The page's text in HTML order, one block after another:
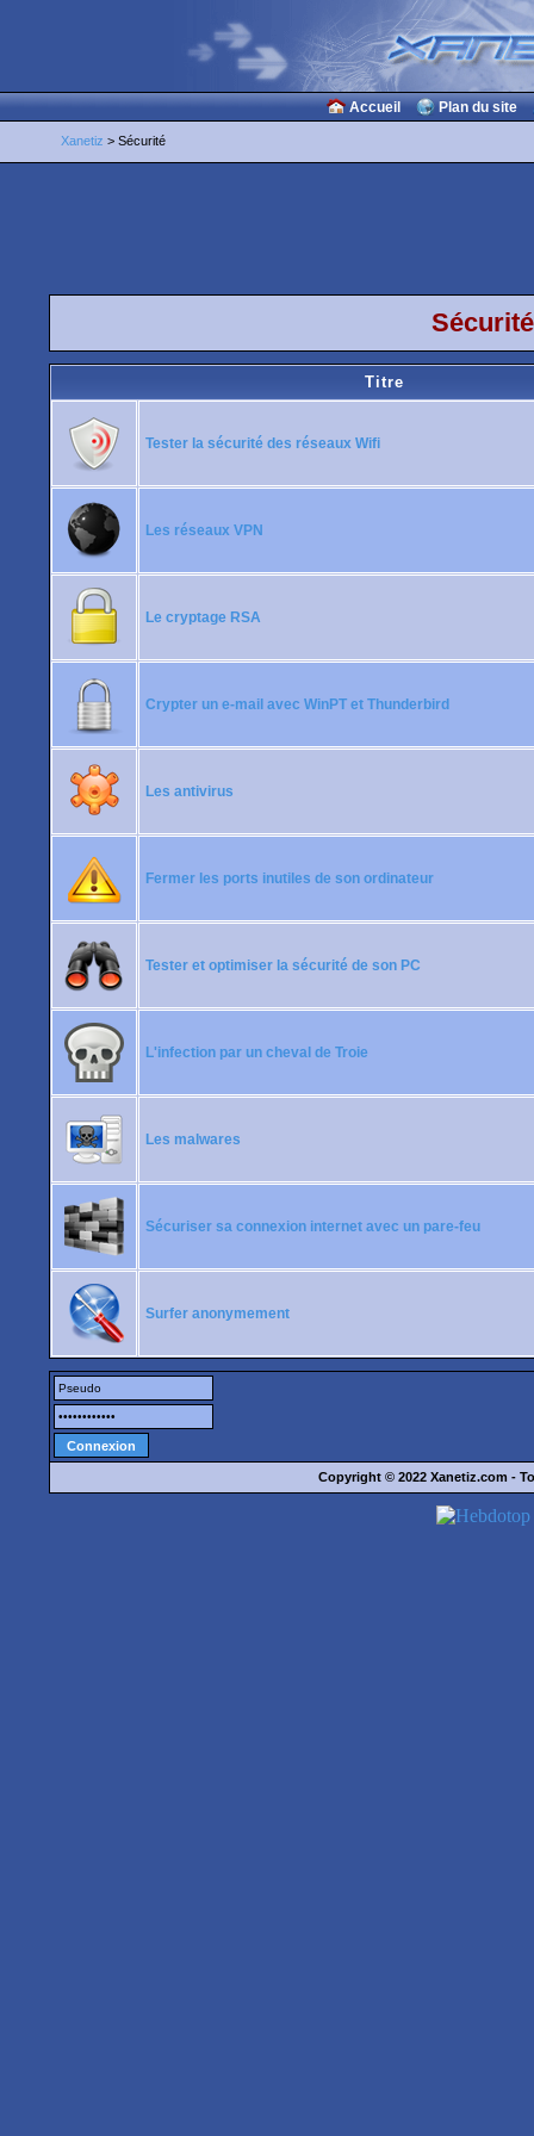
Accueil Plan du site
Xanetiz > Sécurité
Sécurité
Titre
Tester la sécurité des réseaux Wifi
Les réseaux VPN
Le cryptage RSA
Crypter un e-mail avec WinPT et Thunderbird
Les antivirus
Fermer les ports inutiles de son ordinateur
Tester et optimiser la sécurité de son PC
L'infection par un cheval de Troie
Les malwares
Sécuriser sa connexion internet avec un pare-feu
Surfer anonymement
Copyright © 2022 Xanetiz.com -